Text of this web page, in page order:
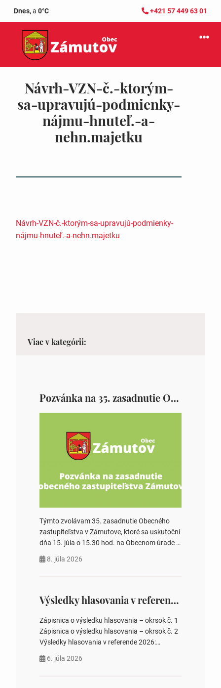
Dnes,a 0°C +421 57 449 63 01
Návrh-VZN-č.-ktorým-
sa-upravujú-podmienky-
nájmu-hnuteľ.-a-
nehn.majetku
Návrh-VZN-č.-ktorým-sa-upravujú-podmienky-
nájmu-hnuteľ.-a-nehn.majetku
Viac v kategórii:
Pozvánka na 35. zasadnutie OZ v Zámutove
Týmto zvolávam 35. zasadnutie Obecného
zastupiteľstva v Zámutove, ktoré sa uskutoční
dňa 15. júla o 15.30 hod. na Obecnom úrade v
rokovania 2. Schválenie návrhovej komisie a
zastupiteľstiev, počtu poslancov obecných
zastupiteľstiev v nich 4. Schválenie odpredaja
obecného pozemku –…
8. júla 2026
Výsledky hlasovania v referende 2026
Zápisnica o výsledku hlasovania – okrsok č. 1
Zápisnica o výsledku hlasovania – okrsok č. 2
Výsledky hlasovania v referende 2026:
na hlasovaní https://www.volbysr.sk/…
6. júla 2026